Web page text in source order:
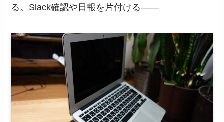
る。Slack確認や日報を片付ける——